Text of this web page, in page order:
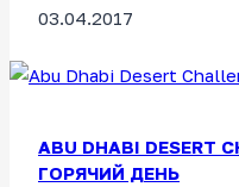
03.04.2017
ABU DHABI DESERT
ГОРЯЧИЙ ДЕНЬ